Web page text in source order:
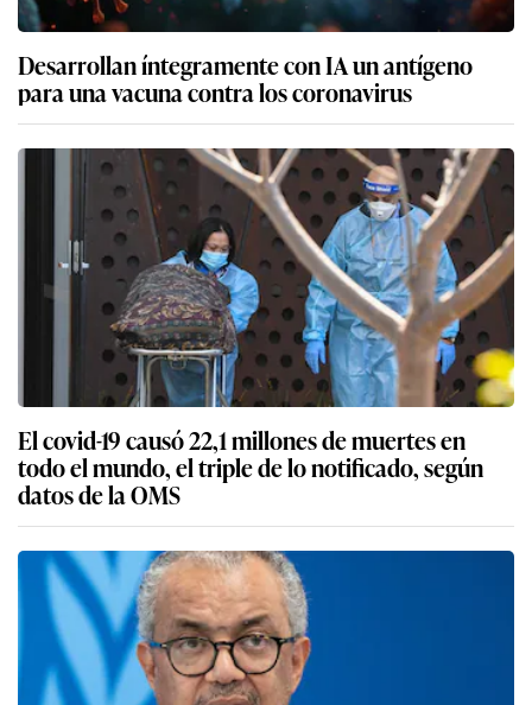
Desarrollan íntegramente con IA un antígeno
para una vacuna contra los coronavirus
El covid-19 causó 22,1 millones de muertes en
todo el mundo, el triple de lo notificado, según
datos de la OMS